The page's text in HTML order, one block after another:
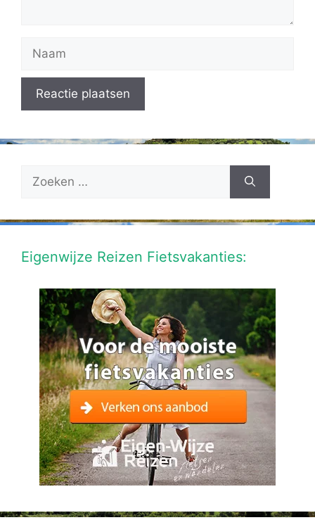
naar:
Eigenwijze Reizen Fietsvakanties: